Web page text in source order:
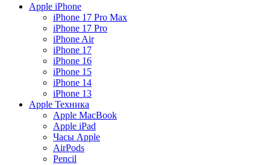
Apple iPhone
iPhone 17 Pro Max
iPhone 17 Pro
iPhone Air
iPhone 17
iPhone 16
iPhone 15
iPhone 14
iPhone 13
Apple Техника
Apple MacBook
Apple iPad
Часы Apple
AirPods
Pencil